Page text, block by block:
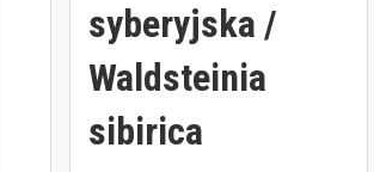
syberyjska /
Waldsteinia
sibirica